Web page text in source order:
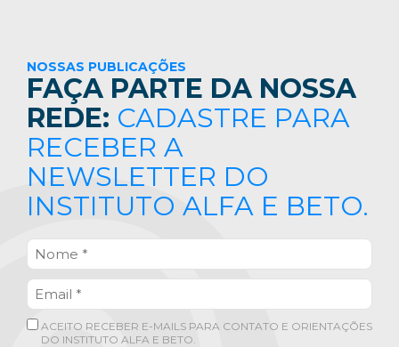
NOSSAS PUBLICAÇÕES
FAÇA PARTE DA NOSSA
REDE: CADASTRE PARA
RECEBER A
NEWSLETTER DO
INSTITUTO ALFA E BETO.
ACEITO RECEBER E-MAILS PARA CONTATO E ORIENTAÇÕES
DO INSTITUTO ALFA E BETO.